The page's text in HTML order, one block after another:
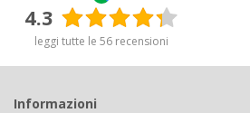
4.3
leggi tutte le 56 recensioni
Informazioni